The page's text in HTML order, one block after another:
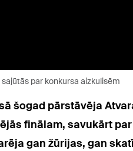
par konkursa aizkulisēm
šogad pārstāvēja
finālam, savukārt
gan žūrijas, gan